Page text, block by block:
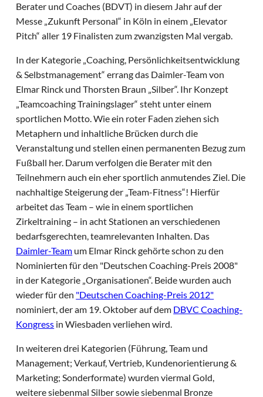
Berater und Coaches (BDVT) in diesem Jahr auf der
Messe „Zukunft Personal“ in Köln in einem „Elevator
Pitch“ aller 19 Finalisten zum zwanzigsten Mal vergab.
In der Kategorie „Coaching, Persönlichkeitsentwicklung
& Selbstmanagement“ errang das Daimler-Team von
Elmar Rinck und Thorsten Braun „Silber“. Ihr Konzept
„Teamcoaching Trainingslager“ steht unter einem
sportlichen Motto. Wie ein roter Faden ziehen sich
Metaphern und inhaltliche Brücken durch die
Veranstaltung und stellen einen permanenten Bezug zum
Fußball her. Darum verfolgen die Berater mit den
Teilnehmern auch ein eher sportlich anmutendes Ziel. Die
nachhaltige Steigerung der „Team-Fitness“! Hierfür
arbeitet das Team – wie in einem sportlichen
Zirkeltraining – in acht Stationen an verschiedenen
bedarfsgerechten, teamrelevanten Inhalten. Das
Daimler-Team um Elmar Rinck gehörte schon zu den
Nominierten für den "Deutschen Coaching-Preis 2008"
in der Kategorie „Organisationen“. Beide wurden auch
wieder für den "Deutschen Coaching-Preis 2012"
nominiert, der am 19. Oktober auf dem DBVC Coaching-
Kongress in Wiesbaden verliehen wird.
In weiteren drei Kategorien (Führung, Team und
Management; Verkauf, Vertrieb, Kundenorientierung &
Marketing; Sonderformate) wurden viermal Gold,
weitere siebenmal Silber sowie siebenmal Bronze